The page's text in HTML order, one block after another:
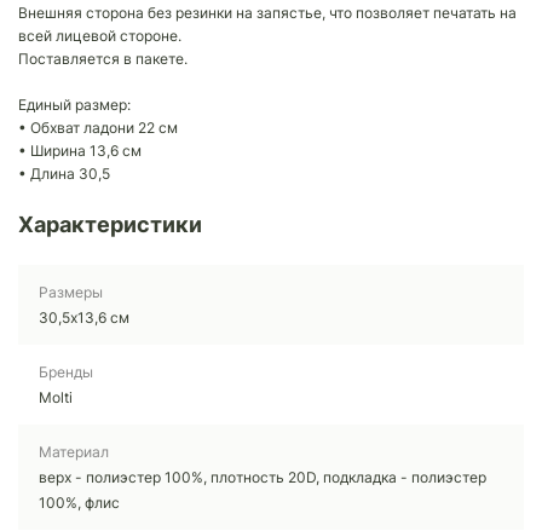
Внешняя сторона без резинки на запястье, что позволяет печатать на
всей лицевой стороне.
Поставляется в пакете.
Единый размер:
• Обхват ладони 22 см
• Ширина 13,6 см
• Длина 30,5
Характеристики
Размеры
30,5х13,6 см
Бренды
Molti
Материал
верх - полиэстер 100%, плотность 20D, подкладка - полиэстер
100%, флис